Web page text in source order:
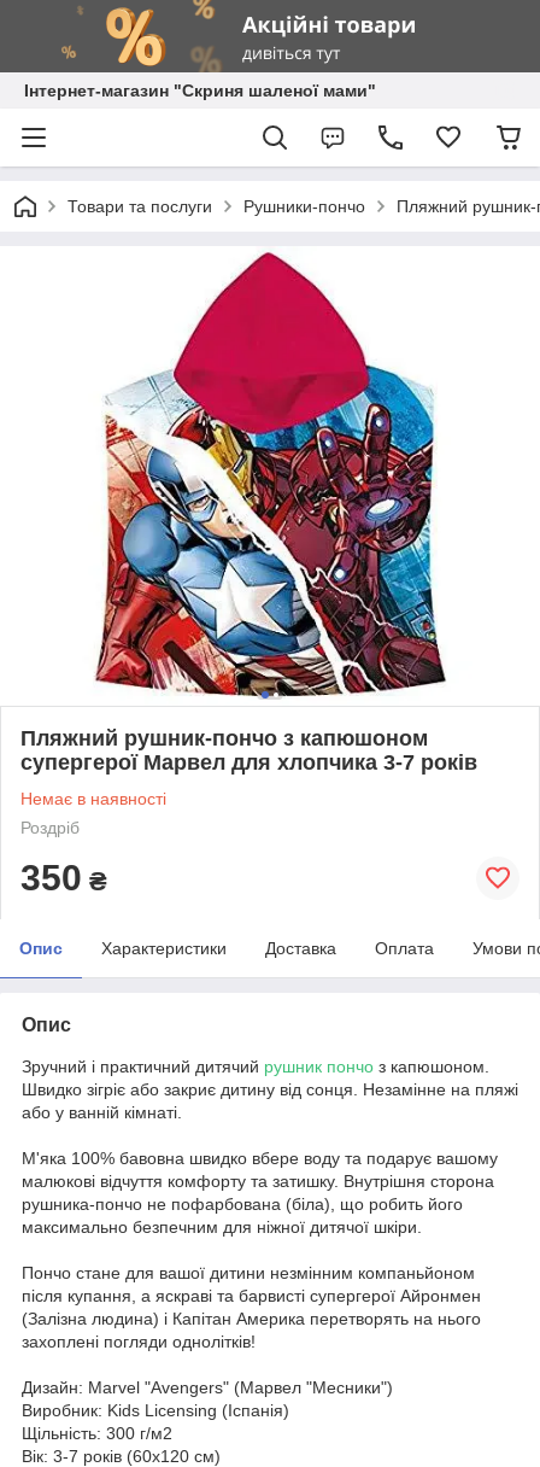
Інтернет-магазин "Скриня шаленої мами"
Товари та послуги Рушники-пончо Пляжний рушник-
Пляжний рушник-пончо з капюшоном
супергерої Марвел для хлопчика 3-7 років
Немає в наявності
Роздріб
350 ₴
Опис Характеристики Доставка Оплата Умови
Опис
Зручний і практичний дитячий рушник пончо з капюшоном.
Швидко зігріє або закриє дитину від сонця. Незамінне на пляжі
або у ванній кімнаті.
М'яка 100% бавовна швидко вбере воду та подарує вашому
малюкові відчуття комфорту та затишку. Внутрішня сторона
рушника-пончо не пофарбована (біла), що робить його
максимально безпечним для ніжної дитячої шкіри.
Пончо стане для вашої дитини незмінним компаньйоном
після купання, а яскраві та барвисті супергерої Айронмен
(Залізна людина) і Капітан Америка перетворять на нього
захоплені погляди однолітків!
Дизайн: Marvel "Avengers" (Марвел "Месники")
Виробник: Kids Licensing (Іспанія)
Щільність: 300 г/м2
Вік: 3-7 років (60x120 см)